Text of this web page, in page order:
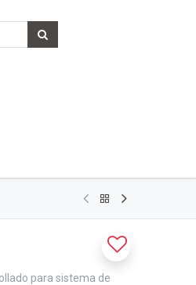
para sistema de